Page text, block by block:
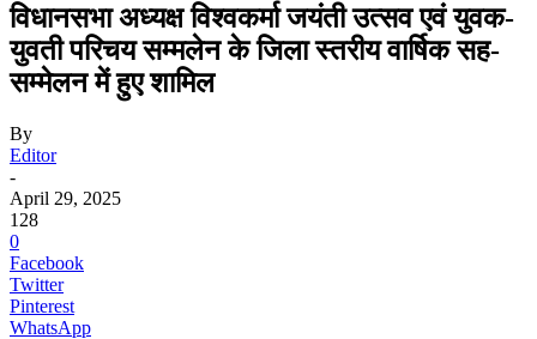
विधानसभा अध्यक्ष विश्वकर्मा जयंती उत्सव एवं युवक-
युवती परिचय सम्मलेन के जिला स्तरीय वार्षिक सह-
सम्मेलन में हुए शामिल
By
Editor
-
April 29, 2025
128
0
Facebook
Twitter
Pinterest
WhatsApp